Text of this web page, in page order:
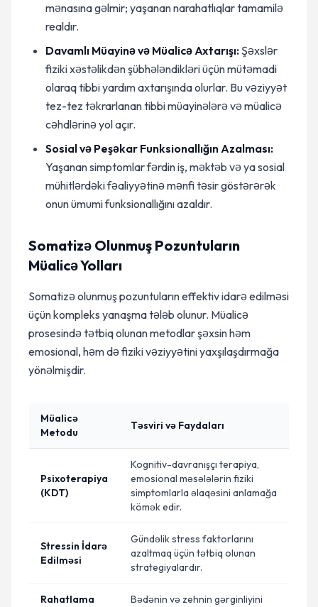
mənasına gəlmir; yaşanan narahatlıqlar tamamilə
realdır.
Davamlı Müayinə və Müalicə Axtarışı:Şəxslər
fiziki xəstəlikdən şübhələndikləri üçün mütəmadi
olaraq tibbi yardım axtarışında olurlar. Bu vəziyyət
tez-tez təkrarlanan tibbi müayinələrə və müalicə
cəhdlərinə yol açır.
Sosial və Peşəkar Funksionallığın Azalması:
Yaşanan simptomlar fərdin iş, məktəb və ya sosial
mühitlərdəki fəaliyyətinə mənfi təsir göstərərək
onun ümumi funksionallığını azaldır.
Somatizə Olunmuş Pozuntuların
Müalicə Yolları
Somatizə olunmuş pozuntuların effektiv idarə edilməsi
üçün kompleks yanaşma tələb olunur. Müalicə
prosesində tətbiq olunan metodlar şəxsin həm
emosional, həm də fiziki vəziyyətini yaxşılaşdırmağa
yönəlmişdir.
Müalicə
Metodu
Təsviri və Faydaları
Psixoterapiya
(KDT)
Kognitiv-davranışçı terapiya,
emosional məsələlərin fiziki
simptomlarla əlaqəsini anlamağa
kömək edir.
Stressin İdarə
Edilməsi
Gündəlik stress faktorlarını
azaltmaq üçün tətbiq olunan
strategiyalardır.
Rahatlama Bədənin və zehnin gərginliyini